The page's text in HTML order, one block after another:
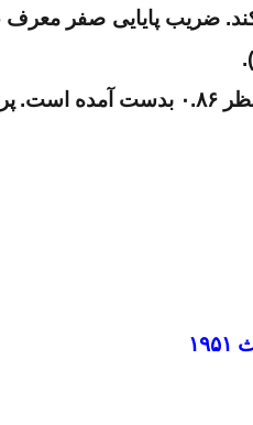
ضریب پایایی صفر معرف